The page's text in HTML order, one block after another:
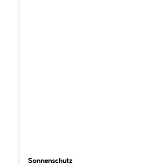
Sonnenschutz